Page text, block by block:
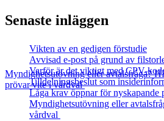
Myndighetsutövning eller avtalsfråga?
prövar vite i vårdval
Senaste inläggen
Vikten av en gedigen förstudie
Avvisad e-post på grund av
Varför är det viktigt med CPV-
Tilldelningsbeslut som
Låga krav öppnar för nyskapande
Myndighetsutövning eller
vårdval